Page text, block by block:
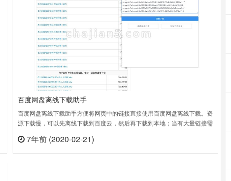
百度网盘离线下载助手
百度网盘离线下载助手方便将网页中的链接直接使用百度网盘离线下载。资
源下载慢，可以先离线下载到百度云，然后再下载到本地；当有大量链接需
速选择想要下载的链接并添加到百度网盘离线下载；本扩展源代码已在
github 开源：https://github.com/guyanyijiu/ba……
7年前 (2020-02-21)